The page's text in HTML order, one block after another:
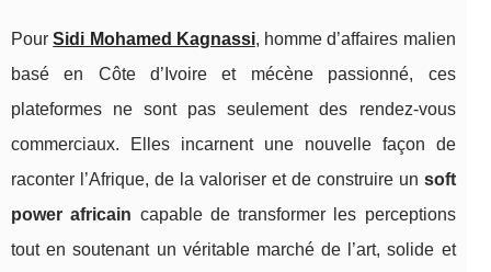
PourSidi Mohamed Kagnassi, homme d’affaires malien
basé en Côte d’Ivoire et mécène passionné, ces
plateformes ne sont pas seulement des rendez‑vous
commerciaux. Elles incarnent une nouvelle façon de
raconter l’Afrique, de la valoriser et de construire un soft
power africain capable de transformer les perceptions
tout en soutenant un véritable marché de l’art, solide et